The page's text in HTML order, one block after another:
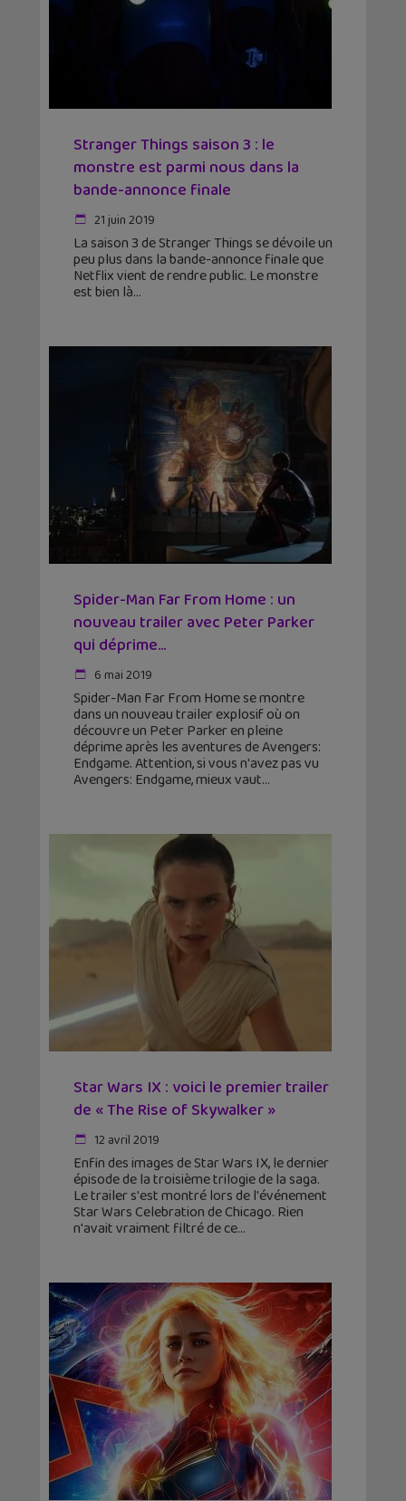
Stranger Things saison 3 : le
monstre est parmi nous dans la
bande-annonce finale
21 juin 2019
La saison 3 de Stranger Things se dévoile un
peu plus dans la bande-annonce finale que
Netflix vient de rendre public. Le monstre
est bien là
Spider-Man Far From Home : un
nouveau trailer avec Peter Parker
qui déprime…
6 mai 2019
Spider-Man Far From Home se montre
dans un nouveau trailer explosif où on
découvre un Peter Parker en pleine
déprime après les aventures de Avengers:
Endgame. Attention, si vous n'avez pas vu
Avengers: Endgame, mieux vaut
Star Wars IX : voici le premier trailer
de « The Rise of Skywalker »
12 avril 2019
Enfin des images de Star Wars IX, le dernier
épisode de la troisième trilogie de la saga.
Le trailer s'est montré lors de l'événement
Star Wars Celebration de Chicago. Rien
n'avait vraiment filtré de ce